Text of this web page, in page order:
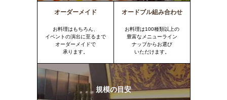
オーダーメイド
お料理はもちろん、
イベントの演出に至るまで
オーダーメイドで
承ります。
オードブル組み合わせ
お料理は100種類以上の
豊富なメニューライン
ナップからお選び
いただけます。
規模の目安